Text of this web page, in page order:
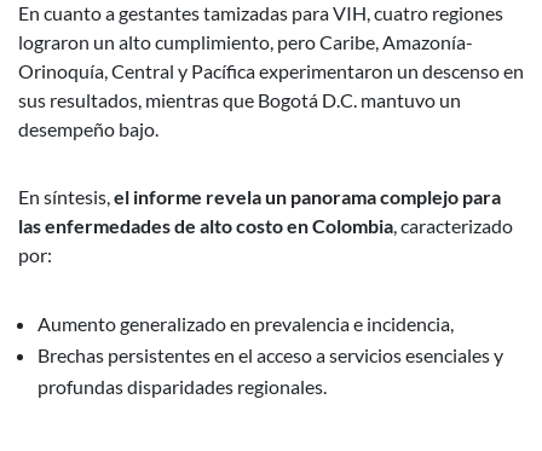
En cuanto a gestantes tamizadas para VIH, cuatro regiones
lograron un alto cumplimiento, pero Caribe, Amazonía-
Orinoquía, Central y Pacífica experimentaron un descenso en
sus resultados, mientras que Bogotá D.C. mantuvo un
desempeño bajo.
En síntesis,el informe revela un panorama complejo para
las enfermedades de alto costo en Colombia, caracterizado
por:
Aumento generalizado en prevalencia e incidencia,
Brechas persistentes en el acceso a servicios esenciales y
profundas disparidades regionales.